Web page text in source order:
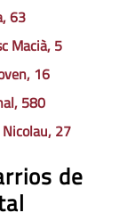
63
Macià, 5
16
580
27
de